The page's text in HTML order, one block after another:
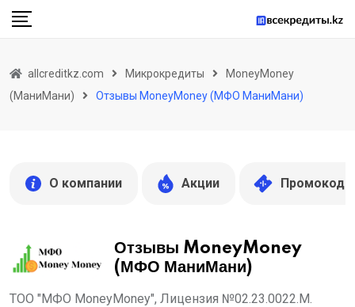
Skip
allcreditkz.com Микрокредиты
MoneyMoney
(МаниМани)
Отзывы MoneyMoney (МФО МаниМани)
О компании Акции Промокоды
Отзывы MoneyMoney
(МФО МаниМани)
ТОО "МФО MoneyMoney", Лицензия №02.23.0022.М.